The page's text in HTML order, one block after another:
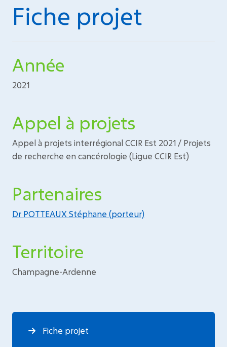
Fiche projet
Année
2021
Appel à projets
Appel à projets interrégional CCIR Est 2021 / Projets
de recherche en cancérologie (Ligue CCIR Est)
Partenaires
Dr POTTEAUX Stéphane (porteur)
Territoire
Champagne-Ardenne
Fiche projet